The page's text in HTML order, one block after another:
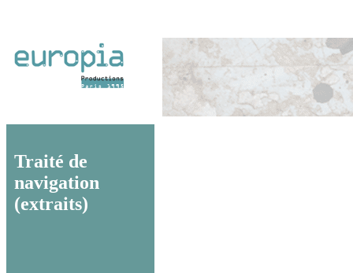
Traité de
navigation
(extraits)